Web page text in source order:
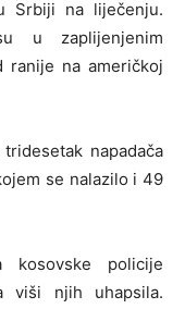
Srbiji na liječenju.
u zaplijenjenim
ranije na američkoj
napadača
se nalazilo i 49
kosovske policije
viši njih uhapsila.